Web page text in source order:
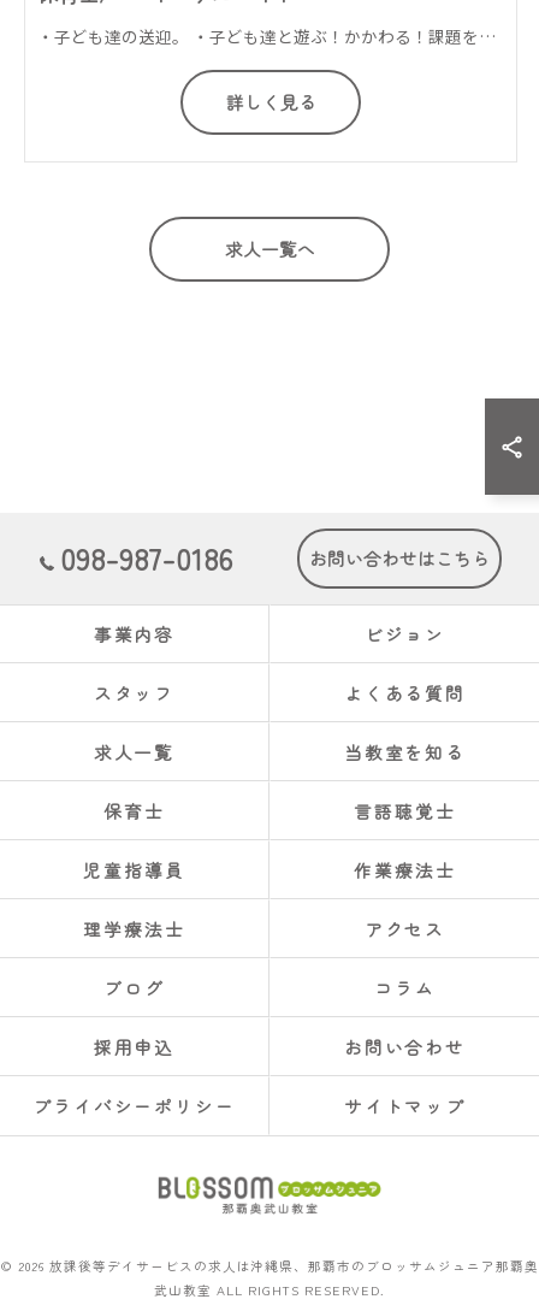
・子ども達の送迎。 ・子ども達と遊ぶ！かかわる！課題を通して子ども達の発達支援を行います。 ・小学生の子ども達の宿題の補助、等・・・ 障害児通所支援施設で指導員スタッフのお仕事です。
詳しく見る
求人一覧へ
098-987-0186 お問い合わせはこちら
事業内容 ビジョン
スタッフ よくある質問
求人一覧 当教室を知る
保育士 言語聴覚士
児童指導員 作業療法士
理学療法士 アクセス
ブログ コラム
採用申込 お問い合わせ
プライバシーポリシー サイトマップ
© 2026 放課後等デイサービスの求人は沖縄県、那覇市のブロッサムジュニア那覇奥
武山教室 ALL RIGHTS RESERVED.